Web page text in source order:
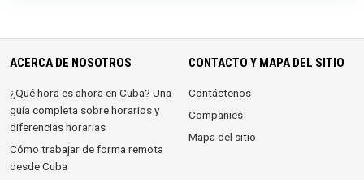
ACERCA DE NOSOTROS
¿Qué hora es ahora en Cuba? Una
guía completa sobre horarios y
diferencias horarias
Cómo trabajar de forma remota
desde Cuba
CONTACTO Y MAPA DEL SITIO
Contáctenos
Companies
Mapa del sitio